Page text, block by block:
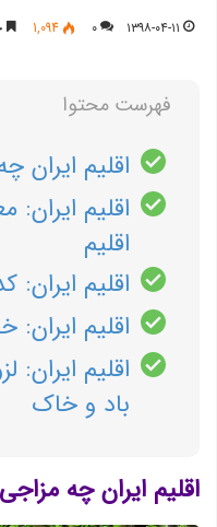
۱۳۹۸-۰۴-۱۱ ۰ 1,094
فهرست محتوا
اقلیم ایران
اقلیم
اقلیم
اقلیم ایران:
اقلیم ایران:
اقلیم ایران:
باد و خاك
اقلیم ایران چه